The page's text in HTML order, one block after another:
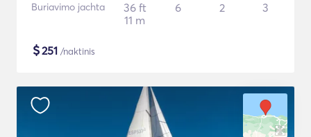
Buriavimo jachta
36 ft
11 m
6 2 3
$251 /naktinis